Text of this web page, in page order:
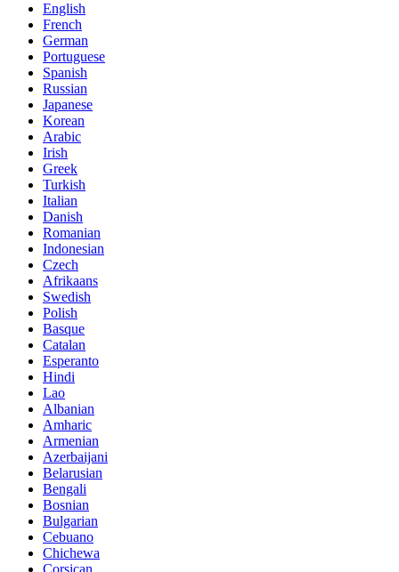
English
French
German
Portuguese
Spanish
Russian
Japanese
Korean
Arabic
Irish
Greek
Turkish
Italian
Danish
Romanian
Indonesian
Czech
Afrikaans
Swedish
Polish
Basque
Catalan
Esperanto
Hindi
Lao
Albanian
Amharic
Armenian
Azerbaijani
Belarusian
Bengali
Bosnian
Bulgarian
Cebuano
Chichewa
Corsican